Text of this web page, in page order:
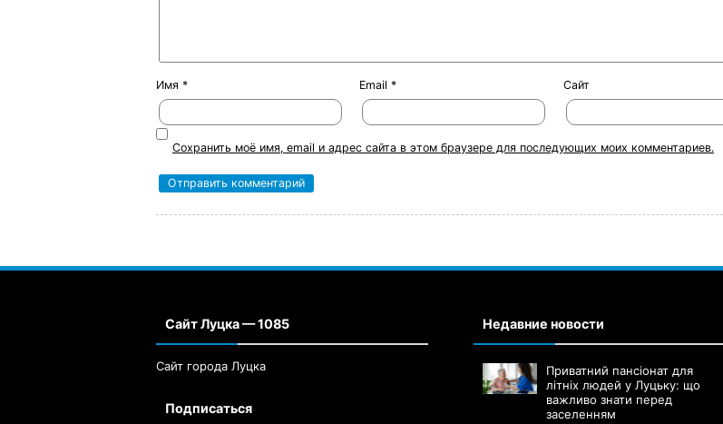
Имя * Email* Сайт
Сохранить моё имя, email и адрес сайта в этом браузере для последующих моих комментариев.
Сайт Луцка — 1085
Сайт города Луцка
Подписаться
Недавние новости
Приватний пансіонат для
літніх людей у Луцьку: що
важливо знати перед
заселенням